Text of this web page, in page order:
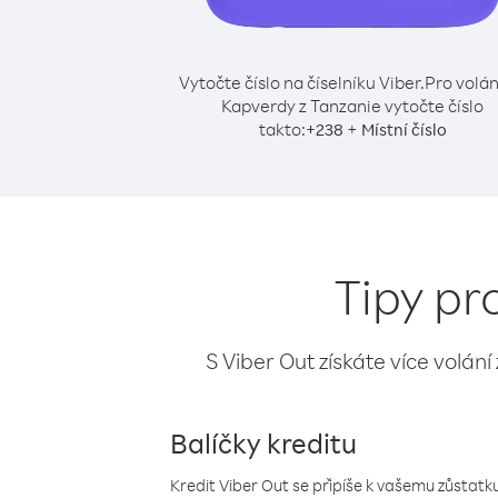
Vytočte číslo na číselníku Viber.Pro
Kapverdy z Tanzanie vytočte číslo
takto:+238 + Místní číslo
Tipy
S Viber Out získáte více
Balíčky kreditu
Kredit Viber Out se připíše k vašemu